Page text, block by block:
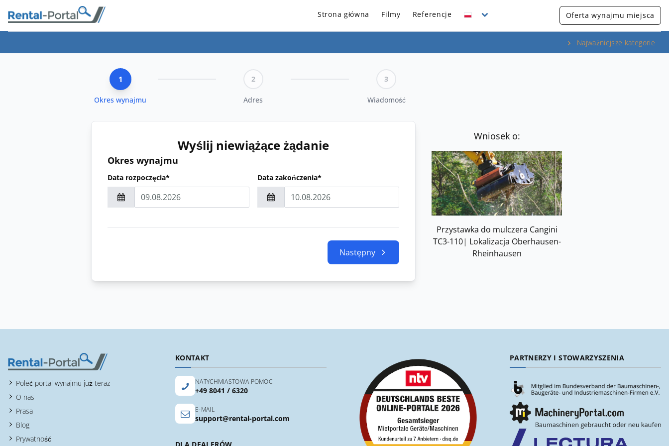
Strona główna Filmy Referencje Oferta wynajmu miejsca
Najważniejsze kategorie
1
Okres wynajmu
2
Adres
3
Wiadomość
Wyślij niewiążące żądanie
Okres wynajmu
Data rozpoczęcia* Data zakończenia*
Następny
Wniosek o:
Przystawka do mulczera Cangini
TC3-110| Lokalizacja Oberhausen-
Rheinhausen
Poleć portal wynajmu już teraz
O nas
Prasa
Blog
Prywatność
KONTAKT
NATYCHMIASTOWA POMOC
+49 8041 / 6320
E-MAIL
support@rental-portal.com
PARTNERZY I STOWARZYSZENIA